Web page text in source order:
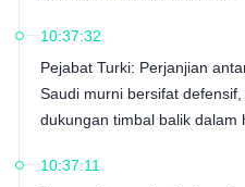
10:37:32
Pejabat Turki: Perjanjian
Saudi murni bersifat
dukungan timbal balik dalam
10:37:11